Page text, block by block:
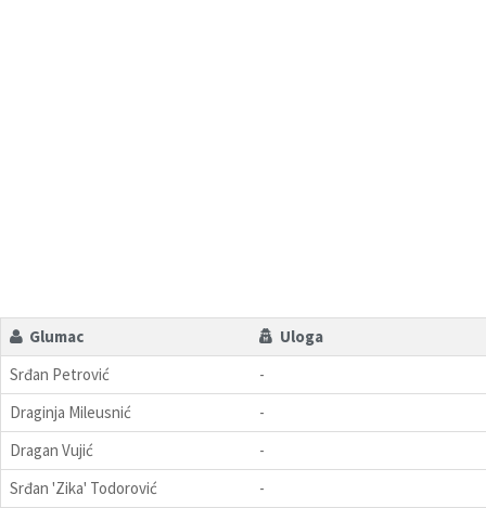
Glumac
Uloga
Srđan Petrović
-
Draginja Mileusnić
-
Dragan Vujić
-
Srđan 'Zika' Todorović
-